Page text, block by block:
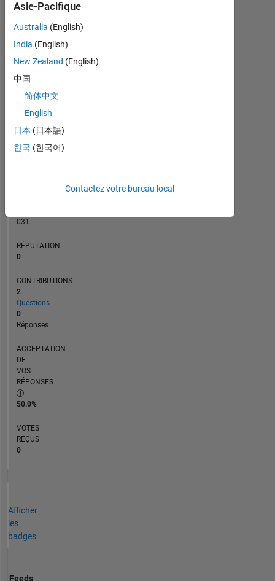
CONTRIBUTIONS L
0
1
031
RÉPUTATION
0
CONTRIBUTIONS
2
Questions
0
Réponses
ACCEPTATION
DE
VOS
RÉPONSES
50.0%
VOTES
REÇUS
0
Afficher
les
badges
Feeds
Asie-Pacifique
Australia (English)
India (English)
New Zealand (English)
中国
简体中文
English
日本 (日本語)
한국 (한국어)
Contactez votre bureau local